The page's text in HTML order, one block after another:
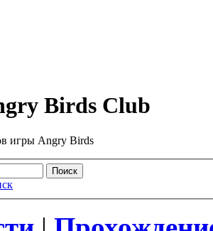
Birds Club
игры Angry Birds